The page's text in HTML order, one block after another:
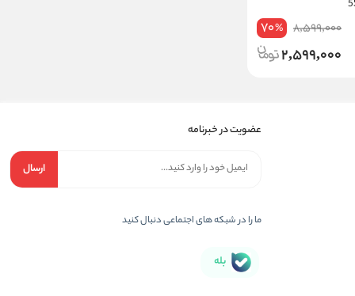
8,599,000
70%
2,599,000
عضویت در خبرنامه
ارسال
ما را در شبکه های اجتماعی دنبال کنید
بله